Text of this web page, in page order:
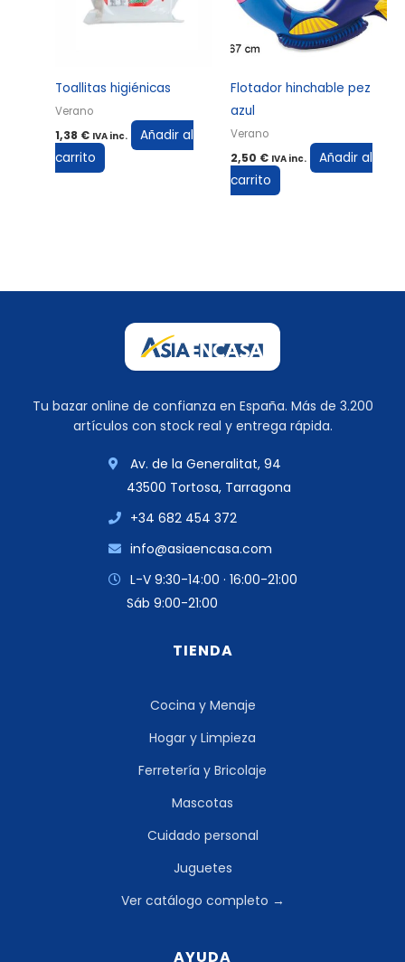
Toallitas higiénicas
Verano
1,38 € IVA inc.
Añadir al
carrito
Flotador hinchable pez
azul
Verano
2,50 € IVA inc.
Añadir al
carrito
Tu bazar online de confianza en España. Más de 3.200
artículos con stock real y entrega rápida.
Av. de la Generalitat, 94
43500 Tortosa, Tarragona
+34 682 454 372
info@asiaencasa.com
L-V 9:30-14:00 · 16:00-21:00
Sáb 9:00-21:00
TIENDA
Cocina y Menaje
Hogar y Limpieza
Ferretería y Bricolaje
Mascotas
Cuidado personal
Juguetes
Ver catálogo completo →
AYUDA